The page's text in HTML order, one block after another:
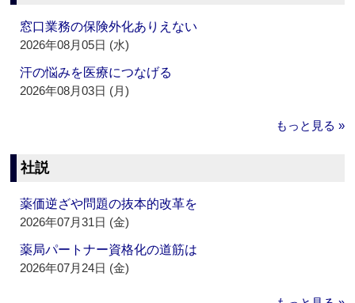
窓口業務の保険外化ありえない
2026年08月05日 (水)
汗の悩みを医療につなげる
2026年08月03日 (月)
もっと見る »
社説
薬価逆ざや問題の抜本的改革を
2026年07月31日 (金)
薬局パートナー資格化の道筋は
2026年07月24日 (金)